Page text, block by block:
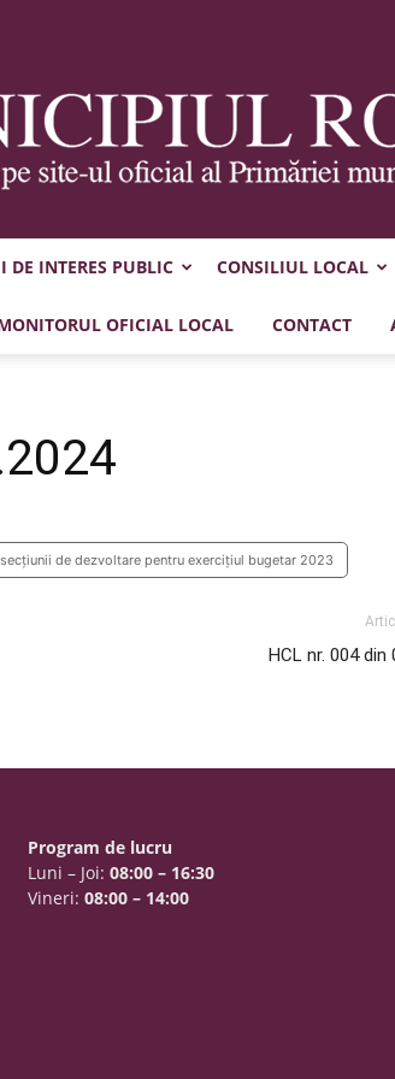
Municipiul
DE INTERES PUBLIC CONSILIUL LOCAL
OFICIAL LOCAL CONTACT
de dezvoltare pentru exercițiul bugetar 2023
HCL nr. 004 din
Program de lucru
Luni – Joi:08:00 – 16:30
Vineri:08:00 – 14:00